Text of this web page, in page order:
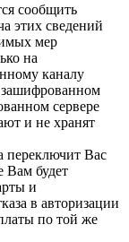
сообщить
этих сведений
мер
на
каналу
сервере
и не хранят
переключит Вас
Вам будет
и
в авторизации
по той же